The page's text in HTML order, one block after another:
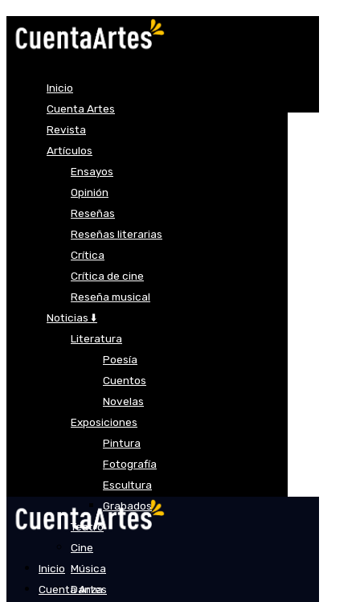
Inicio
Cuenta Artes
Revista
Artículos
Ensayos
Opinión
Reseñas
Reseñas literarias
Crítica
Crítica de cine
Reseña musical
Noticias ⬇️
Literatura
Poesía
Cuentos
Novelas
Exposiciones
Pintura
Fotografía
Escultura
Grabados
Teatro
Cine
Música
Danza
Inicio
Cuenta Artes